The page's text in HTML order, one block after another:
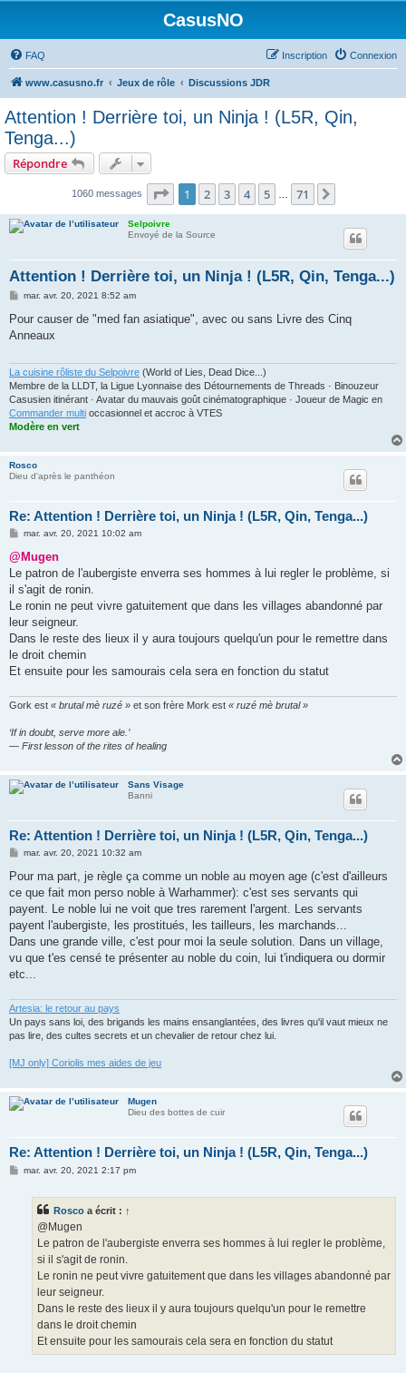
CasusNO
FAQ Connexion
Inscription
www.casusno.fr Jeux de rôle Discussions JDR
Attention ! Derrière toi, un Ninja ! (L5R, Qin,
Tenga...)
Répondre
1060 messages Page 1sur71
1 2 3 4 5 71
Selpoivre
Envoyé de la Source
Attention ! Derrière toi, un Ninja ! (L5R, Qin, Tenga...)
M
s
a
mar. avr. 20, 2021 8:52 am
Pour causer de "med fan asiatique", avec ou sans Livre des Cinq
Anneaux
La cuisine rôliste du Selpoivre (World of Lies, Dead Dice...)
Membre de la LLDT, la Ligue Lyonnaise des Détournements de Threads · Binouzeur
Casusien itinérant · Avatar du mauvais goût cinématographique · Joueur de Magic en
Commander multi occasionnel et accroc à VTES
Modère en vert
Rosco
Dieu d'après le panthéon
Re: Attention ! Derrière toi, un Ninja ! (L5R, Qin, Tenga...)
M
s
a
g
mar. avr. 20, 2021 10:02 am
@Mugen
Le patron de l'aubergiste enverra ses hommes à lui regler le problème, si
il s'agit de ronin.
Le ronin ne peut vivre gatuitement que dans les villages abandonné par
leur seigneur.
Dans le reste des lieux il y aura toujours quelqu'un pour le remettre dans
le droit chemin
Et ensuite pour les samourais cela sera en fonction du statut
Gork est « brutal mè ruzé » et son frère Mork est « ruzé mè brutal »
‘If in doubt, serve more ale.’
— First lesson of the rites of healing
Sans Visage
Banni
Re: Attention ! Derrière toi, un Ninja ! (L5R, Qin, Tenga...)
M
s
a
g
e
mar. avr. 20, 2021 10:32 am
Pour ma part, je règle ça comme un noble au moyen age (c'est d'ailleurs
ce que fait mon perso noble à Warhammer): c'est ses servants qui
payent. Le noble lui ne voit que tres rarement l'argent. Les servants
payent l'aubergiste, les prostitués, les tailleurs, les marchands...
Dans une grande ville, c'est pour moi la seule solution. Dans un village,
vu que t'es censé te présenter au noble du coin, lui t'indiquera ou dormir
etc...
Artesia: le retour au pays
Un pays sans loi, des brigands les mains ensanglantées, des livres qu'il vaut mieux ne
pas lire, des cultes secrets et un chevalier de retour chez lui.
[MJ only] Coriolis mes aides de jeu
Mugen
Dieu des bottes de cuir
Re: Attention ! Derrière toi, un Ninja ! (L5R, Qin, Tenga...)
Mmar. avr. 20, 2021 2:17 pm
Rosco a écrit : ↑
@Mugen
Le patron de l'aubergiste enverra ses hommes à lui regler le problème,
si il s'agit de ronin.
Le ronin ne peut vivre gatuitement que dans les villages abandonné par
leur seigneur.
Dans le reste des lieux il y aura toujours quelqu'un pour le remettre
dans le droit chemin
Et ensuite pour les samourais cela sera en fonction du statut